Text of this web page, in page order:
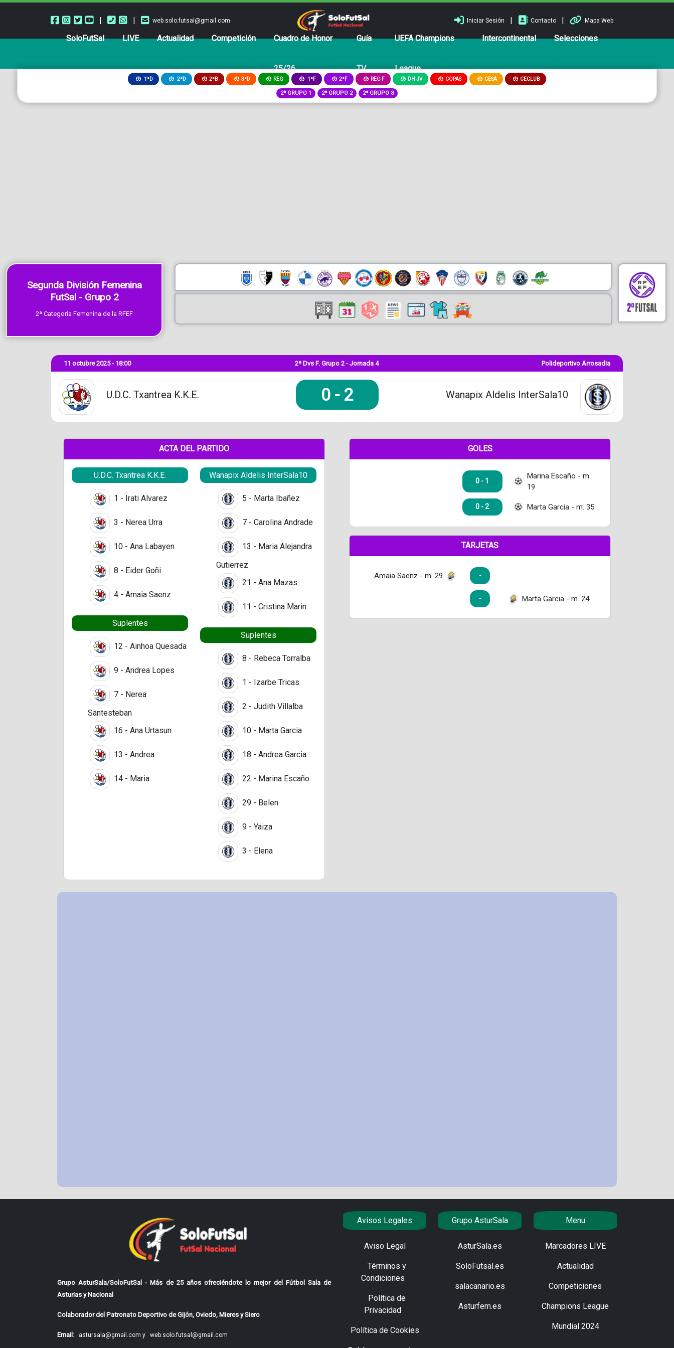
| | web.solo.futsal@gmail.com Iniciar Sesión | Contacto | Mapa Web
SoloFutSal LIVE Actualidad Competición Cuadro de Honor
25/26
Guía
TV
UEFA Champions
League
Intercontinental Selecciones
1ªD 2ªD 2ªB 3ªD REG 1ªF 2ªF REG F DH JV COPAS CESA CECLUB
2ª GRUPO 1 2ª GRUPO 2 2ª GRUPO 3
Segunda División Femenina
FutSal - Grupo 2
2ª Categoría Femenina de la RFEF
11 octubre 2025 - 18:00 2ª Dvs F. Grupo 2 - Jornada 4 Polideportivo Arrosadia
U.D.C. Txantrea K.K.E. 0 - 2 Wanapix Aldelis InterSala10
ACTA DEL PARTIDO
U.D.C. Txantrea K.K.E.
1 - Irati Alvarez
3 - Nerea Urra
10 - Ana Labayen
8 - Eider Goñi
4 - Amaia Saenz
Suplentes
12 - Ainhoa Quesada
9 - Andrea Lopes
7 - Nerea
Santesteban
16 - Ana Urtasun
13 - Andrea
14 - Maria
Wanapix Aldelis InterSala10
5 - Marta Ibañez
7 - Carolina Andrade
13 - Maria Alejandra
Gutierrez
21 - Ana Mazas
11 - Cristina Marin
Suplentes
8 - Rebeca Torralba
1 - Izarbe Tricas
2 - Judith Villalba
10 - Marta Garcia
18 - Andrea Garcia
22 - Marina Escaño
29 - Belen
9 - Yaiza
3 - Elena
GOLES
0 - 1
Marina Escaño - m.
19
0 - 2 Marta Garcia - m. 35
TARJETAS
Amaia Saenz - m. 29 -
- Marta Garcia - m. 24
Grupo AsturSala/SoloFutSal - Más de 25 años ofreciéndote lo mejor del Fútbol Sala de
Asturias y Nacional
Colaborador del Patronato Deportivo de Gijón, Oviedo, Mieres y Siero
Email: astursala@gmail.com y web.solo.futsal@gmail.com
Avisos Legales
Aviso Legal
Términos y
Condiciones
Política de
Privacidad
Política de Cookies
Grupo AsturSala
AsturSala.es
SoloFutsal.es
salacanario.es
Asturfem.es
Menu
Marcadores LIVE
Actualidad
Competiciones
Champions League
Mundial 2024